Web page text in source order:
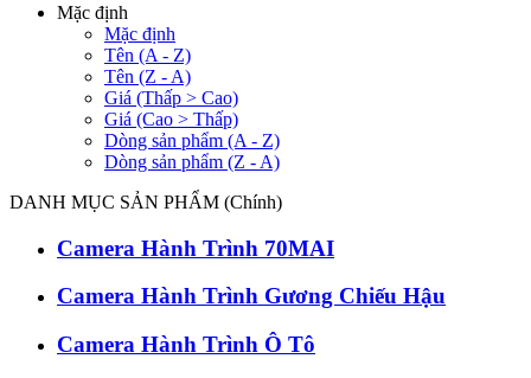
Mặc định
Mặc định
Tên (A - Z)
Tên (Z - A)
Giá (Thấp > Cao)
Giá (Cao > Thấp)
Dòng sản phẩm (A - Z)
Dòng sản phẩm (Z - A)
DANH MỤC SẢN PHẨM (Chính)
Camera Hành Trình 70MAI
Camera Hành Trình Gương Chiếu Hậu
Camera Hành Trình Ô Tô